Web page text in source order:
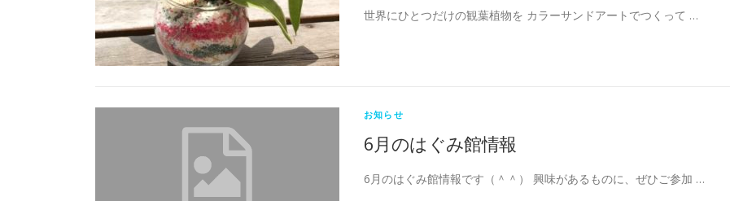
世界にひとつだけの観葉植物を カラーサンドアートでつくって …
お知らせ
6月のはぐみ館情報
6月のはぐみ館情報です（＾＾） 興味があるものに、ぜひご参加 …